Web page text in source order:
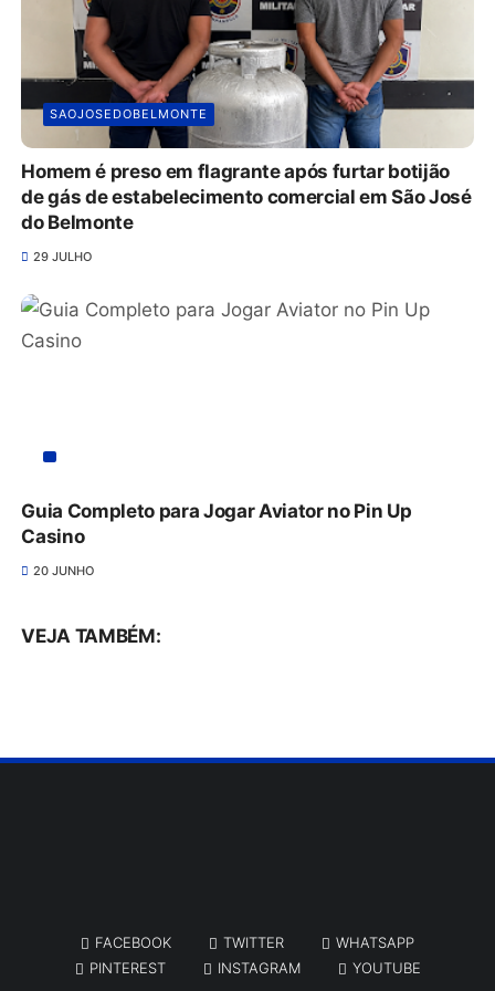
SAOJOSEDOBELMONTE
Homem é preso em flagrante após furtar botijão
de gás de estabelecimento comercial em São José
do Belmonte
29 JULHO
Guia Completo para Jogar Aviator no Pin Up
Casino
20 JUNHO
VEJA TAMBÉM:
FACEBOOK TWITTER
WHATSAPP
PINTEREST
INSTAGRAM YOUTUBE